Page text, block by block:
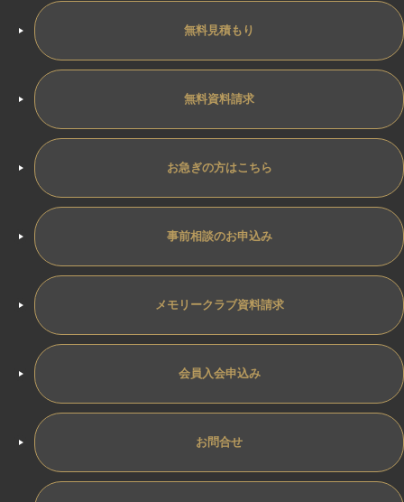
無料見積もり
無料資料請求
お急ぎの方はこちら
事前相談のお申込み
メモリークラブ資料請求
会員入会申込み
お問合せ